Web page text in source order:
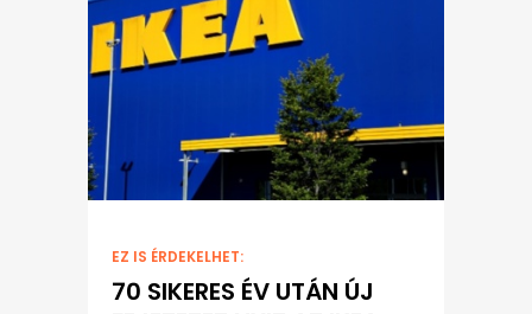
EZ IS ÉRDEKELHET:
70 SIKERES ÉV UTÁN ÚJ